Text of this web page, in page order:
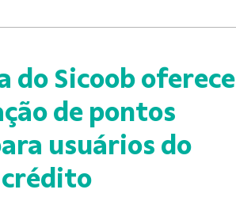
do Sicoob oferece
de pontos
usuários do